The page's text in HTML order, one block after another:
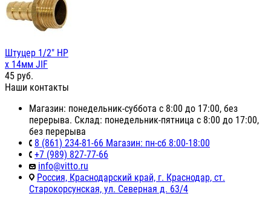
Штуцер 1/2" НР
х 14мм JIF
45 руб.
Наши контакты
Магазин: понедельник-суббота с 8:00 до 17:00, без
перерыва. Склад: понедельник-пятница с 8:00 до 17:00,
без перерыва
8 (861) 234-81-66 Магазин: пн-сб 8:00-18:00
+7 (989) 827-77-66
info@vitto.ru
Россия, Краснодарский край, г. Краснодар, ст.
Старокорсунская, ул. Северная д. 63/4